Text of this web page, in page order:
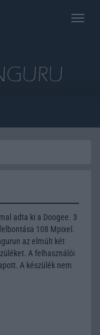
Toggle
adta ki a Doogee. 3
108 Mpixel.
az elmúlt két
A felhasználói
A készülék nem